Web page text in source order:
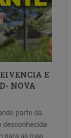
E
NOVA
parte da
desconhecida
para as ruas